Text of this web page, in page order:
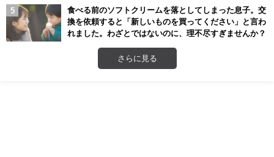
食べる前のソフトクリームを落としてしまった息子。交
換を依頼すると「新しいものを買ってください」と言わ
れました。わざとではないのに、理不尽すぎませんか？
さらに見る